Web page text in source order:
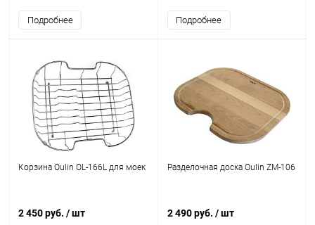
Подробнее Подробнее
Корзина Oulin OL-166L для моек
2 450 руб. / шт
Разделочная доска Oulin ZM-106
2 490 руб. / шт